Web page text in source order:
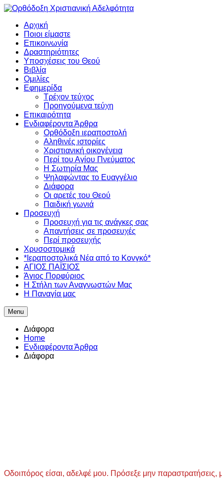
Αρχική
Ποιοι είμαστε
Επικοινωνία
Δραστηριότητες
Υποσχέσεις του Θεού
Βιβλία
Ομιλίες
Εφημερίδα
Τρέχον τεύχος
Προηγούμενα τεύχη
Επικαιρότητα
Ενδιαφέροντα Άρθρα
Ορθόδοξη ιεραποστολή
Αληθινές ιστορίες
Χριστιανική οικογένεια
Περί του Αγίου Πνεύματος
Η Σωτηρία Μας
Ψηλαφώντας το Ευαγγέλιο
Διάφορα
Οι αρετές του Θεού
Παιδική γωνιά
Προσευχή
Προσευχή για τις ανάγκες σας
Απαντήσεις σε προσευχές
Περί προσευχής
Χρυσοστομικά
*Ιεραποστολικά Νέα από το Κονγκό*
ΑΓΙΟΣ ΠΑΪΣΙΟΣ
Άγιος Πορφύριος
Η Στήλη των Αναγνωστών Mας
Η Παναγία μας
Menu
Διάφορα
Home
Ενδιαφέροντα Άρθρα
Διάφορα
Οδοιπόρος είσαι, αδελφέ μου. Πρόσεξε μην παραστρατήσεις,